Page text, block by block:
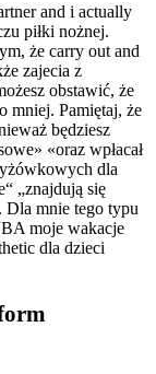
and i actually
piłki nożnej.
że carry out and
zajecia z
obstawić, że
mniej. Pamiętaj, że
będziesz
«oraz wpłacał
dla
„znajdują się
Dla mnie tego typu
moje wakacje
dla dzieci